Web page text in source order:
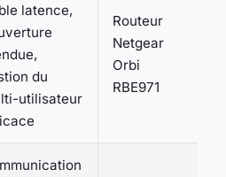
latence,
du
utilisateur
Routeur
Netgear
Orbi
RBE971